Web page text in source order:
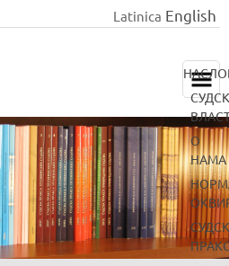
Latinica English
О
НАМА